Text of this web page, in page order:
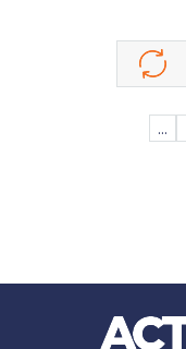
...